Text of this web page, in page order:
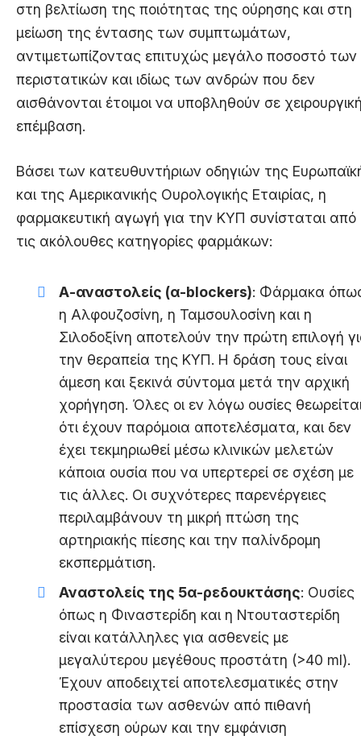
στη βελτίωση της ποιότητας της ούρησης και στη
μείωση της έντασης των συμπτωμάτων,
αντιμετωπίζοντας επιτυχώς μεγάλο ποσοστό των
περιστατικών και ιδίως των ανδρών που δεν
αισθάνονται έτοιμοι να υποβληθούν σε
επέμβαση.
Βάσει των κατευθυντήριων οδηγιών της
και της Αμερικανικής Ουρολογικής Εταιρίας, η
φαρμακευτική αγωγή για την ΚΥΠ συνίσταται από
τις ακόλουθες κατηγορίες φαρμάκων:
Α-αναστολείς (α-blockers): Φάρμακα
η Αλφουζοσίνη, η Ταμσουλοσίνη και η
Σιλοδοξίνη αποτελούν την πρώτη επιλογή
την θεραπεία της ΚΥΠ. Η δράση τους είναι
άμεση και ξεκινά σύντομα μετά την αρχική
χορήγηση. Όλες οι εν λόγω ουσίες
ότι έχουν παρόμοια αποτελέσματα, και δεν
έχει τεκμηριωθεί μέσω κλινικών μελετών
κάποια ουσία που να υπερτερεί σε σχέση με
τις άλλες. Οι συχνότερες παρενέργειες
περιλαμβάνουν τη μικρή πτώση της
αρτηριακής πίεσης και την παλίνδρομη
εκσπερμάτιση.
Αναστολείς της 5α-ρεδουκτάσης: Ουσίες
όπως η Φιναστερίδη και η Ντουταστερίδη
είναι κατάλληλες για ασθενείς με
μεγαλύτερου μεγέθους προστάτη (>40 ml).
Έχουν αποδειχτεί αποτελεσματικές στην
προστασία των ασθενών από πιθανή
επίσχεση ούρων και την εμφάνιση